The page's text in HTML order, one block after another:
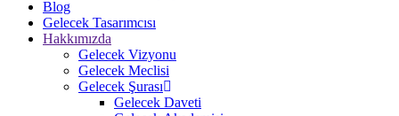
Blog
Gelecek Tasarımcısı
Hakkımızda
Gelecek Vizyonu
Gelecek Meclisi
Gelecek Şurası
Gelecek Daveti